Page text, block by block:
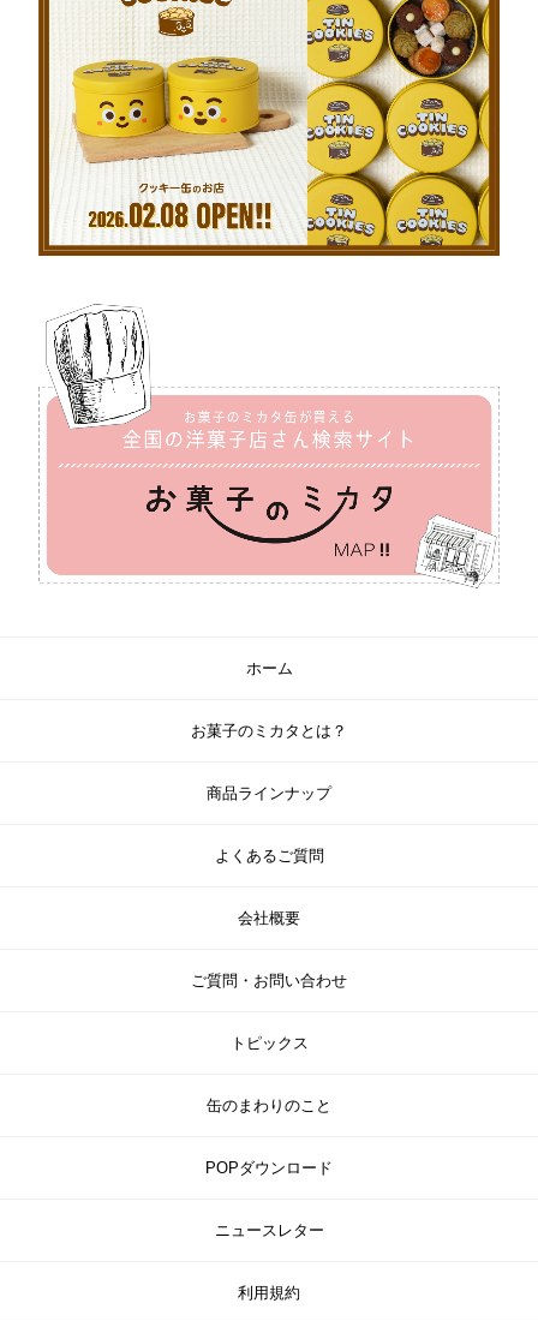
ホーム
お菓子のミカタとは？
商品ラインナップ
よくあるご質問
会社概要
ご質問・お問い合わせ
トピックス
缶のまわりのこと
POPダウンロード
ニュースレター
利用規約